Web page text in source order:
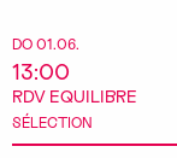
DO 01.06.
13:00
RDV EQUILIBRE
SÉLECTION